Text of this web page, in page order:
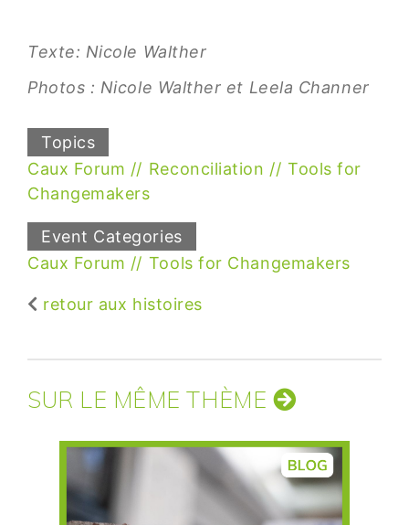
Texte: Nicole Walther
Photos : Nicole Walther et Leela Channer
Topics
Caux Forum
Reconciliation
Tools for
Changemakers
Event Categories
Caux Forum
Tools for Changemakers
retour aux histoires
SUR LE MÊME THÈME